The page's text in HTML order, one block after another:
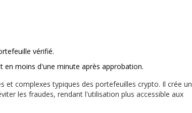
vérifié.
moins d'une minute après approbation.
et complexes typiques des portefeuilles crypto. Il crée un
les fraudes, rendant l'utilisation plus accessible aux